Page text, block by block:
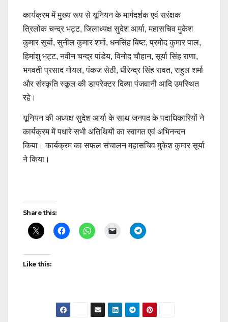
कार्यक्रम में मुख्य रूप से यूनियन के मार्गदर्शक एवं सरंक्षक
त्रिलोक चन्द्र भट्ट, जिलाध्यक्ष सुदेश आर्या, महासचिव मुकेश
कुमार सूर्या, सुनील कुमार शर्मा, धनसिंह बिष्ट, प्रमोद कुमार पाल,
हिमांशु भट्ट, नवीन चन्द्र पांडेय, विनोद चौहान, सूर्या सिंह राणा,
भगवती प्रसाद गोयल, पंकज सेठी, धीरेन्द्र सिंह रावत, राहुल शर्मा
और संस्कृति स्कूल की डायरेक्टर दिव्या पंजवानी आदि उपस्थित
रहे।
यूनियन की अध्यक्ष सुदेश आर्या के साथ जनपद के पदाधिकारियों ने
कार्यक्रम में पधारे सभी अतिथियों का स्वागत एवं अभिनन्दन
किया। कार्यक्रम का सफल संचालन महासचिव मुकेश कुमार सूर्या
ने किया।
Post
navigation
Share this:
Like this: